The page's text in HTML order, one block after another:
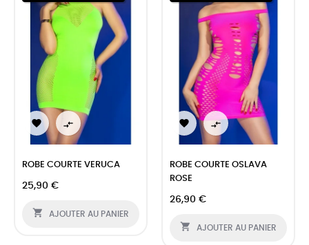
 
ROBE COURTE VERUCA
25,90 €
 AJOUTER AU PANIER
 
ROBE COURTE OSLAVA
ROSE
26,90 €
 AJOUTER AU PANIER